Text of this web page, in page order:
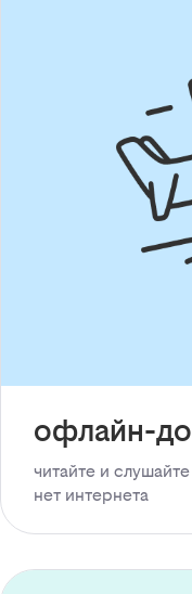
офлайн-
читайте и
нет интернета